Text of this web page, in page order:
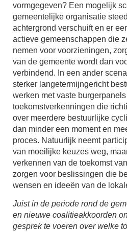
vormgegeven? Een mogelijk
gemeentelijke organisatie
achtergrond verschuift en er
actieve gemeenschappen die
nemen voor voorzieningen,
van de gemeente wordt dan
verbindend. In een ander
sterker langetermijngericht
werken met vaste
toekomstverkenningen die
over meerdere bestuurlijke
dan minder een moment en
proces. Natuurlijk neemt
van moeilijke keuzes weg,
verkennen van de toekomst
zorgen voor beslissingen die
wensen en ideeën van de
Juist in de periode rond de
en nieuwe coalitieakkoorden
gesprek te voeren over welke